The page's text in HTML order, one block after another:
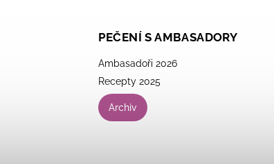
PEČENÍ S AMBASADORY
Ambasadoři 2026
Recepty 2025
Archiv